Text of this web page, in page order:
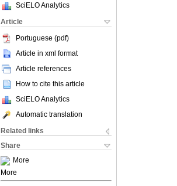
SciELO Analytics
Article
Portuguese (pdf)
Article in xml format
Article references
How to cite this article
SciELO Analytics
Automatic translation
Related links
Share
More
More